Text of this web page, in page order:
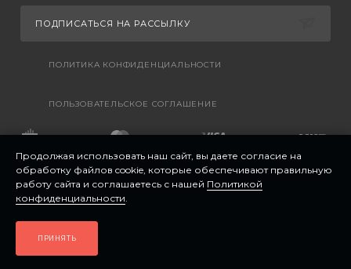
ПОДПИСАТЬСЯ НА РАССЫЛКУ
ПОЛИТИКА КОНФИДЕНЦИАЛЬНОСТИ
ПОЛЬЗОВАТЕЛЬСКОЕ СОГЛАШЕНИЕ
Продолжая использовать наш сайт, вы даете согласие на
обработку файлов cookie, которые обеспечивают правильную
работу сайта и соглашаетесь с нашей Политикой
конфиденциальности.
ПРИНЯТЬ